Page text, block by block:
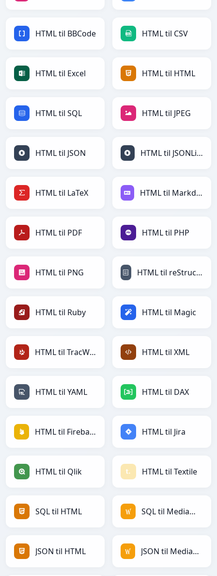
HTML til BBCode HTML til CSV
HTML til Excel HTML til HTML
HTML til SQL HTML til JPEG
HTML til JSON HTML til JSONLines
HTML til LaTeX HTML til Markdown
HTML til PDF HTML til PHP
HTML til PNG HTML til reStructuredText
HTML til Ruby HTML til Magic
HTML til TracWiki HTML til XML
HTML til YAML HTML til DAX
HTML til Firebase HTML til Jira
HTML til Qlik HTML til Textile
SQL til HTML SQL til MediaWiki
JSON til HTML JSON til MediaWiki